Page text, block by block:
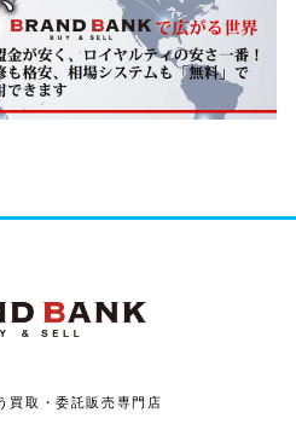
買取・委託販売専門店